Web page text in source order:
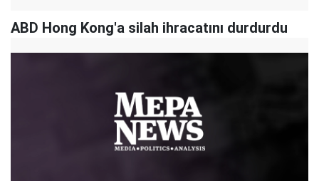
ABD Hong Kong'a silah ihracatını durdurdu